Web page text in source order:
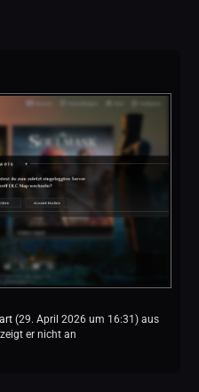
(29. April 2026 um 16:31) aus
er nicht an